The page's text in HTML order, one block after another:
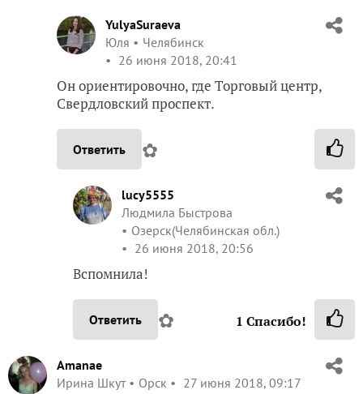
YulyaSuraeva
Юля
Челябинск
26 июня 2018, 20:41
Он ориентировочно, где Торговый центр,
Свердловский проспект.
Ответить ✿
lucy5555
Людмила Быстрова
Озерск(Челябинская обл.)
26 июня 2018, 20:56
Вспомнила!
Ответить ✿ 1 Спасибо!
Amanae
Ирина Шкут
Орск 27 июня 2018, 09:17